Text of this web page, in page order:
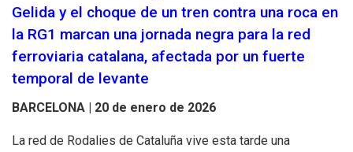
Gelida y el choque de un tren contra una roca en
la RG1 marcan una jornada negra para la red
ferroviaria catalana, afectada por un fuerte
temporal de levante
BARCELONA | 20 de enero de 2026
La red de Rodalies de Cataluña vive esta tarde una